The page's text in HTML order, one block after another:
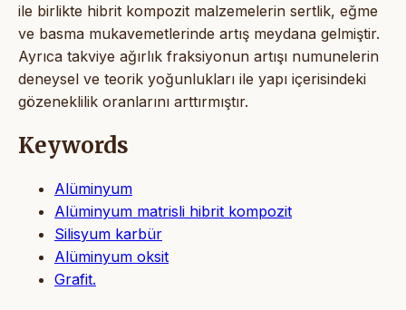
ile birlikte hibrit kompozit malzemelerin sertlik, eğme
ve basma mukavemetlerinde artış meydana gelmiştir.
Ayrıca takviye ağırlık fraksiyonun artışı numunelerin
deneysel ve teorik yoğunlukları ile yapı içerisindeki
gözeneklilik oranlarını arttırmıştır.
Keywords
Alüminyum
Alüminyum matrisli hibrit kompozit
Silisyum karbür
Alüminyum oksit
Grafit.